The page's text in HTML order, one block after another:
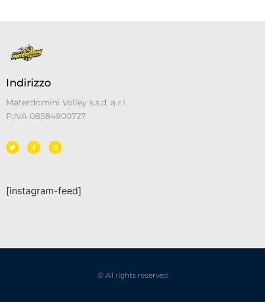
Indirizzo
Materdomini Volley s.s.d. a r.l.
P.IVA 08584900727
[instagram-feed]
© All rights reserved